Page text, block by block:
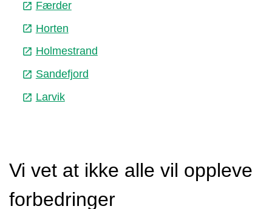
launch Færder
launch Horten
launch Holmestrand
launch Sandefjord
launch Larvik
Vi vet at ikke alle vil oppleve
forbedringer